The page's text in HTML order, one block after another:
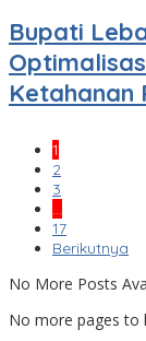
Bupati
Ketahanan
1
2
3
…
17
Berikutnya
No More Posts
No more pages to